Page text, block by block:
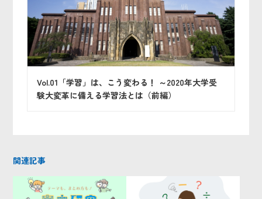
Vol.01「学習」は、こう変わる！ ～2020年大学受
験大変革に備える学習法とは（前編）
関連記事